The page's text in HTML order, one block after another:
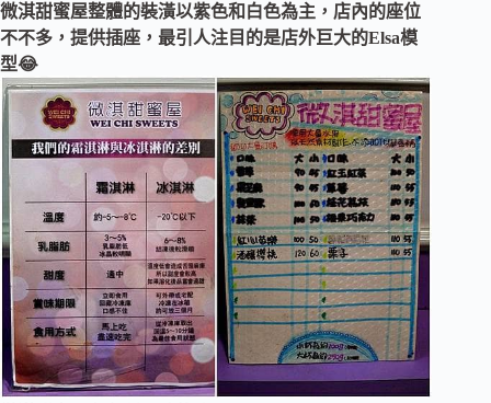
微淇甜蜜屋整體的裝潢以紫色和白色為主，店內的座位
不不多，提供插座，最引人注目的是店外巨大的Elsa模
型😂